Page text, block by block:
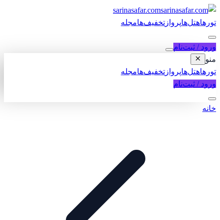
sarinasafar.com
تورهاهتل‌هاپرواز تخفیف‌هامجله
ورود / ثبت‌نام
منو
تورهاهتل‌هاپرواز تخفیف‌هامجله
ورود / ثبت‌نام
خانه